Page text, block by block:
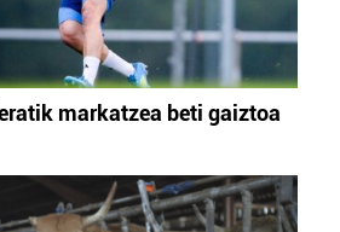
markatzea beti gaiztoa